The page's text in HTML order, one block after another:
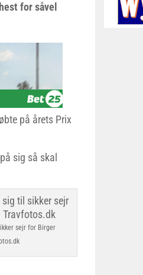
for såvel
på årets Prix
sig så skal
sejr for Birger